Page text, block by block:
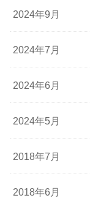
2024年9月
2024年7月
2024年6月
2024年5月
2018年7月
2018年6月